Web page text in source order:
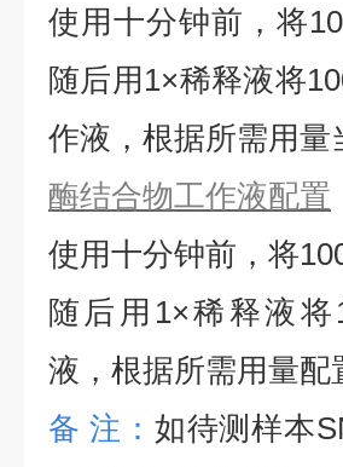
使用十分钟前，将
随后用1×稀释液将
作液，根据所需用
酶结合物工作液配置
使用十分钟前，将
随后用1×稀释液将
液，根据所需用量配
备 注： 如待测样本